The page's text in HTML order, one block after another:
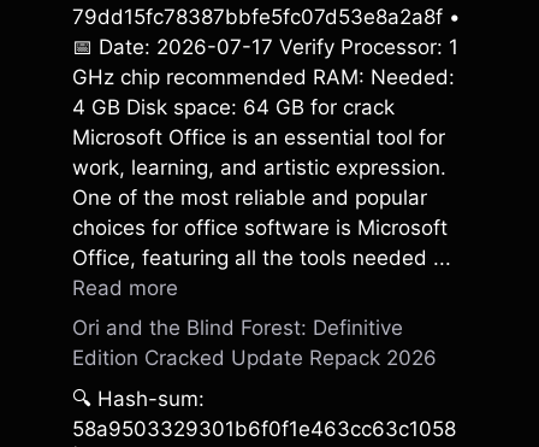
79dd15fc78387bbfe5fc07d53e8a2a8f •
📅 Date: 2026-07-17 Verify Processor: 1
GHz chip recommended RAM: Needed:
4 GB Disk space: 64 GB for crack
Microsoft Office is an essential tool for
work, learning, and artistic expression.
One of the most reliable and popular
choices for office software is Microsoft
Office, featuring all the tools needed ...
Read more
Ori and the Blind Forest: Definitive
Edition Cracked Update Repack 2026
🔍 Hash-sum:
58a9503329301b6f0f1e463cc63c1058